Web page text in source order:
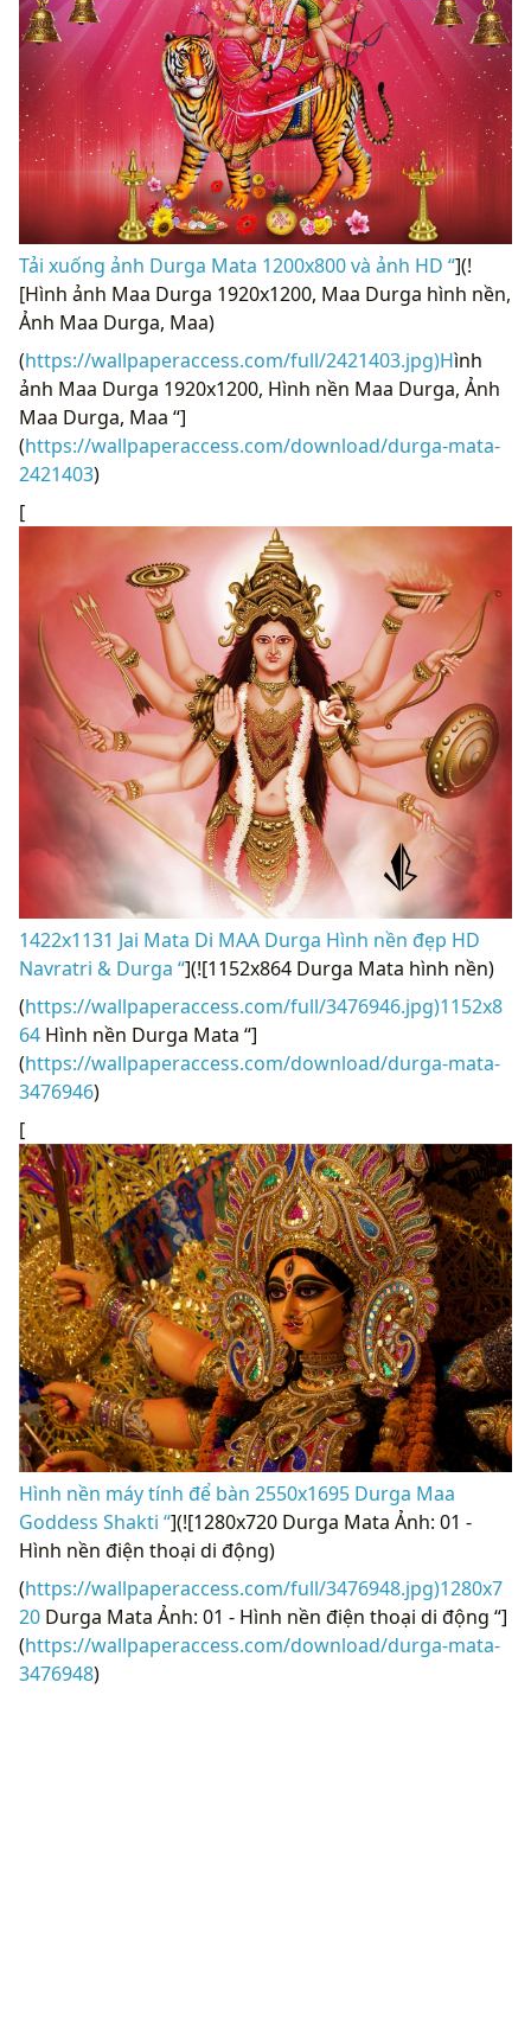
Tải xuống ảnh Durga Mata 1200x800 và ảnh HD “](!
[Hình ảnh Maa Durga 1920x1200, Maa Durga hình nền,
Ảnh Maa Durga, Maa)
(https://wallpaperaccess.com/full/2421403.jpg)Hình
ảnh Maa Durga 1920x1200, Hình nền Maa Durga, Ảnh
Maa Durga, Maa “]
(https://wallpaperaccess.com/download/durga-mata-
2421403)
[
1422x1131 Jai Mata Di MAA Durga Hình nền đẹp HD
Navratri & Durga “](![1152x864 Durga Mata hình nền)
(https://wallpaperaccess.com/full/3476946.jpg)1152x8
64 Hình nền Durga Mata “]
(https://wallpaperaccess.com/download/durga-mata-
3476946)
[
Hình nền máy tính để bàn 2550x1695 Durga Maa
Goddess Shakti “](![1280x720 Durga Mata Ảnh: 01 -
Hình nền điện thoại di động)
(https://wallpaperaccess.com/full/3476948.jpg)1280x7
20 Durga Mata Ảnh: 01 - Hình nền điện thoại di động “]
(https://wallpaperaccess.com/download/durga-mata-
3476948)